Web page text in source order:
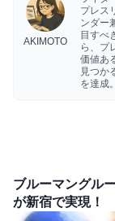
AKIMOTO
プレス
ンダー
目すべ
ら、プ
価値あ
見つか
を達成。
ブルーマングル
が新宿で実現！